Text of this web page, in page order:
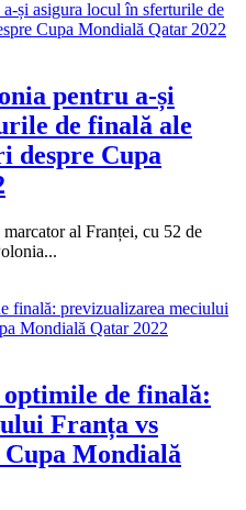
pentru a-și
de finală ale
despre Cupa
al Franței, cu 52 de
de finală:
Franța vs
Mondială